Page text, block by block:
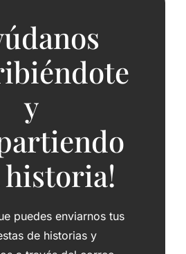
y
historia!
puedes enviarnos tus
de historias y